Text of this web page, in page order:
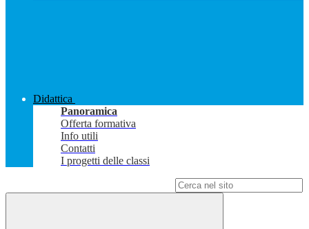
Didattica
Panoramica
Offerta formativa
Info utili
Contatti
I progetti delle classi